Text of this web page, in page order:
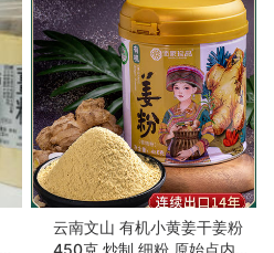
云南文山 有机小黄姜干姜粉
450克 炒制 细粉 原始点内